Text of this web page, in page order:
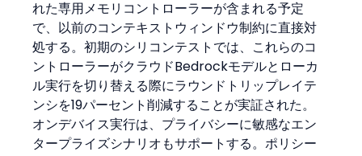
れた専用メモリコントローラーが含まれる予定
で、以前のコンテキストウィンドウ制約に直接対
処する。初期のシリコンテストでは、これらのコ
ントローラーがクラウドBedrockモデルとローカ
ル実行を切り替える際にラウンドトリップレイテ
ンシを19パーセント削減することが実証された。
オンデバイス実行は、プライバシーに敏感なエン
タープライズシナリオもサポートする。ポリシー